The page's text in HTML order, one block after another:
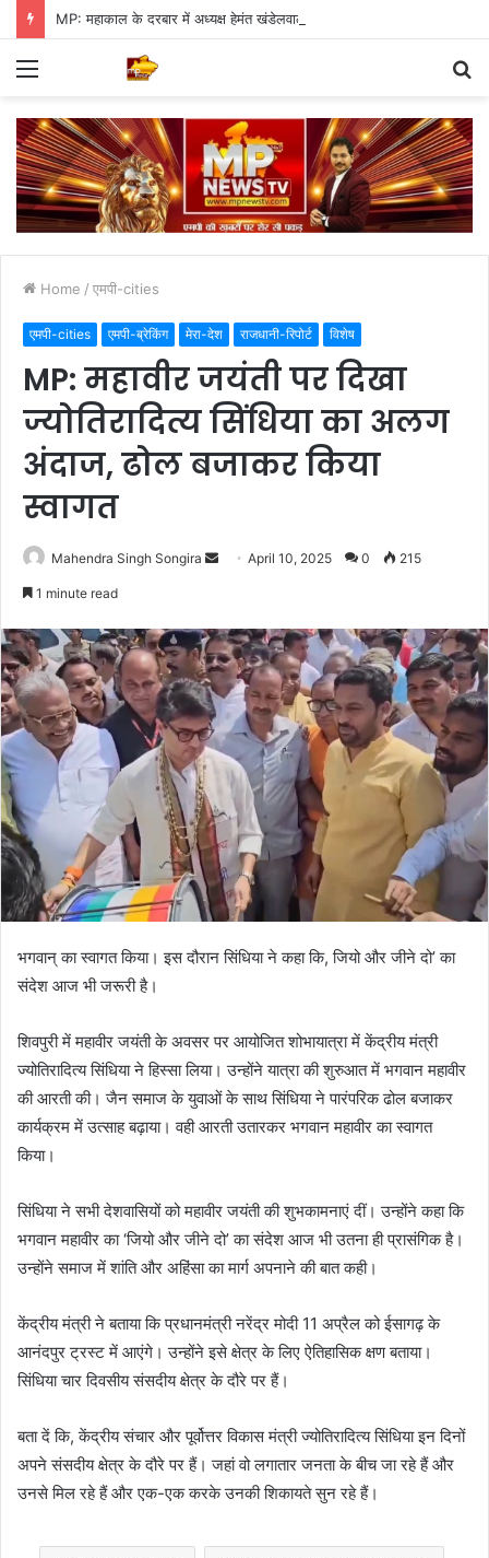
Menu
Home / एमपी-cities
एमपी-cities एमपी-ब्रेकिंग मेरा-देश राजधानी-रिपोर्ट विशेष
MP: महावीर जयंती पर दिखा
ज्योतिरादित्य सिंधिया का अलग
अंदाज, ढोल बजाकर किया
स्वागत
Mahendra Singh Songira
Send April 10, 2025 0 215
1 minute read
भगवान् का स्वागत किया। इस दौरान सिंधिया ने कहा कि, जियो और जीने दो’ का
संदेश आज भी जरूरी है।
शिवपुरी में महावीर जयंती के अवसर पर आयोजित शोभायात्रा में केंद्रीय मंत्री
ज्योतिरादित्य सिंधिया ने हिस्सा लिया। उन्होंने यात्रा की शुरुआत में भगवान महावीर
की आरती की। जैन समाज के युवाओं के साथ सिंधिया ने पारंपरिक ढोल बजाकर
कार्यक्रम में उत्साह बढ़ाया। वही आरती उतारकर भगवान महावीर का स्वागत
किया।
सिंधिया ने सभी देशवासियों को महावीर जयंती की शुभकामनाएं दीं। उन्होंने कहा कि
भगवान महावीर का ‘जियो और जीने दो’ का संदेश आज भी उतना ही प्रासंगिक है।
उन्होंने समाज में शांति और अहिंसा का मार्ग अपनाने की बात कही।
केंद्रीय मंत्री ने बताया कि प्रधानमंत्री नरेंद्र मोदी 11 अप्रैल को ईसागढ़ के
आनंदपुर ट्रस्ट में आएंगे। उन्होंने इसे क्षेत्र के लिए ऐतिहासिक क्षण बताया।
सिंधिया चार दिवसीय संसदीय क्षेत्र के दौरे पर हैं।
बता दें कि, केंद्रीय संचार और पूर्वोत्तर विकास मंत्री ज्योतिरादित्य सिंधिया इन दिनों
अपने संसदीय क्षेत्र के दौरे पर हैं। जहां वो लगातार जनता के बीच जा रहे हैं और
उनसे मिल रहे हैं और एक-एक करके उनकी शिकायते सुन रहे हैं।